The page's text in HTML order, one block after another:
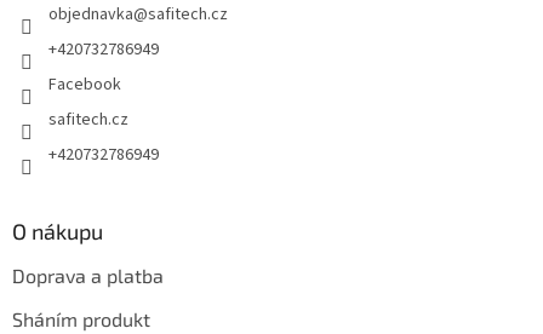
objednavka@safitech.cz
+420732786949
Facebook
safitech.cz
+420732786949
O nákupu
Doprava a platba
Sháním produkt